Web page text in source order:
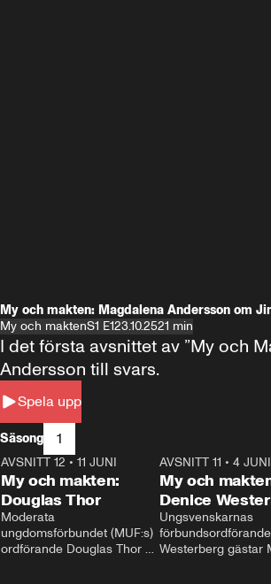
My och makten: Magdalena Andersson om
My och maktenS1 E123.10.2521 min
Spela upp
I det första avsnittet av ”My och
Andersson till svars.
Säsong 1
26:27
AVSNITT 12 • 11 JUNI
My och makten:
Douglas Thor
Moderata
ungdomsförbundet (MUF:s)
ordförande Douglas Thor
AVSNITT 11 •4 JUNI
My och
Denice
Ungsvenskarnas
Westerberg gästar